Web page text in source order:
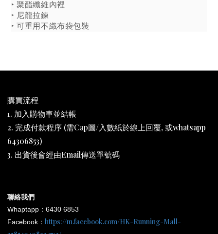
‣ 聚酯纖維內裡
‣ 尼龍拉鍊
‣ 可重用不織布袋包裝
購買流程
1. 加入購物車並結帳
2. 完成付款程序 (需Cap圖/入數紙於線上回覆, 或whatsapp
64306853)
3. 出貨後會經由Email傳送單號碼
聯絡我們
Whaptapp：6430 6853
Facebook： https://m.facebook.com/HK-Running-Mall-